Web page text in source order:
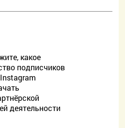
какое
подписчиков
деятельности